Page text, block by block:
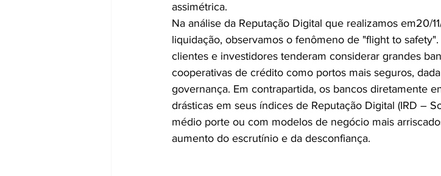
assimétrica.
Na análise da Reputação Digital que realizamos em20/
liquidação, observamos o fenômeno de "flight to
clientes e investidores tenderam considerar grandes
cooperativas de crédito como portos mais seguros,
governança. Em contrapartida, os bancos diretamente
drásticas em seus índices de Reputação Digital (IRD –
médio porte ou com modelos de negócio mais
aumento do escrutínio e da desconfiança.